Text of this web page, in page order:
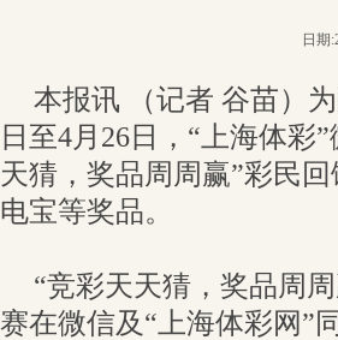
日期
本报讯 （记者 谷苗）
日至4月26日，“上海体彩
天猜，奖品周周赢”彩民
电宝等奖品。
“竞彩天天猜，奖品周
赛在微信及“上海体彩网”